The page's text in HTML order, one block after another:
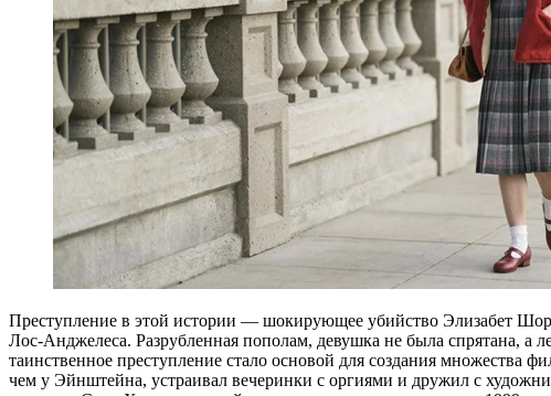
Преступление в этой истории — шокирующее убийство Элизабет
Лос-Анджелеса. Разрубленная пополам, девушка не была спрятана, а
таинственное преступление стало основой для создания
чем у Эйнштейна, устраивал вечеринки с оргиями и дружил с